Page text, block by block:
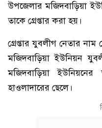
উপজেলার মজিদবাড়িয়া
তাকে গ্রেপ্তার করা হয়।
গ্রেপ্তার যুবলীগ নেতার
মজিদবাড়িয়া ইউনিয়ন
মজিদবাড়িয়া ইউনিয়নের
হাওলাদারের ছেলে।